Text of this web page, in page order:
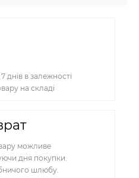
днів в залежності
на складі
можливе
дня покупки.
шлюбу.